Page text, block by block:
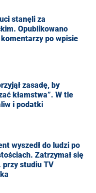
stanęli za
Opublikowano
po wpisie
zasadę, by
kłamstwa”. W tle
i podatki
wyszedł do ludzi po
Zatrzymał się
przy studiu TV